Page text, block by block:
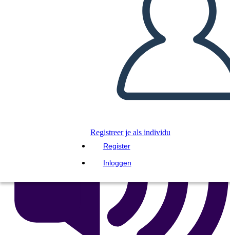
Registreer je als individu
Register
Inloggen
Kopieer dit Storyboard
MAAK EEN STORYBOARD
DIAVOORSTELLING AFSPELEN
LEES MIJ VOOR